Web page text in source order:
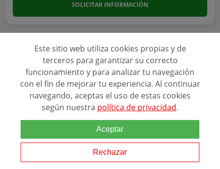
SOLICITAR INFORMACIÓN
Este sitio web utiliza cookies propias y de
terceros para garantizar su correcto
funcionamiento y para analizar tu navegación
con el fin de mejorar tu experiencia. Al continuar
navegando, aceptas el uso de estas cookies
según nuestra política de privacidad.
Aceptar
Rechazar